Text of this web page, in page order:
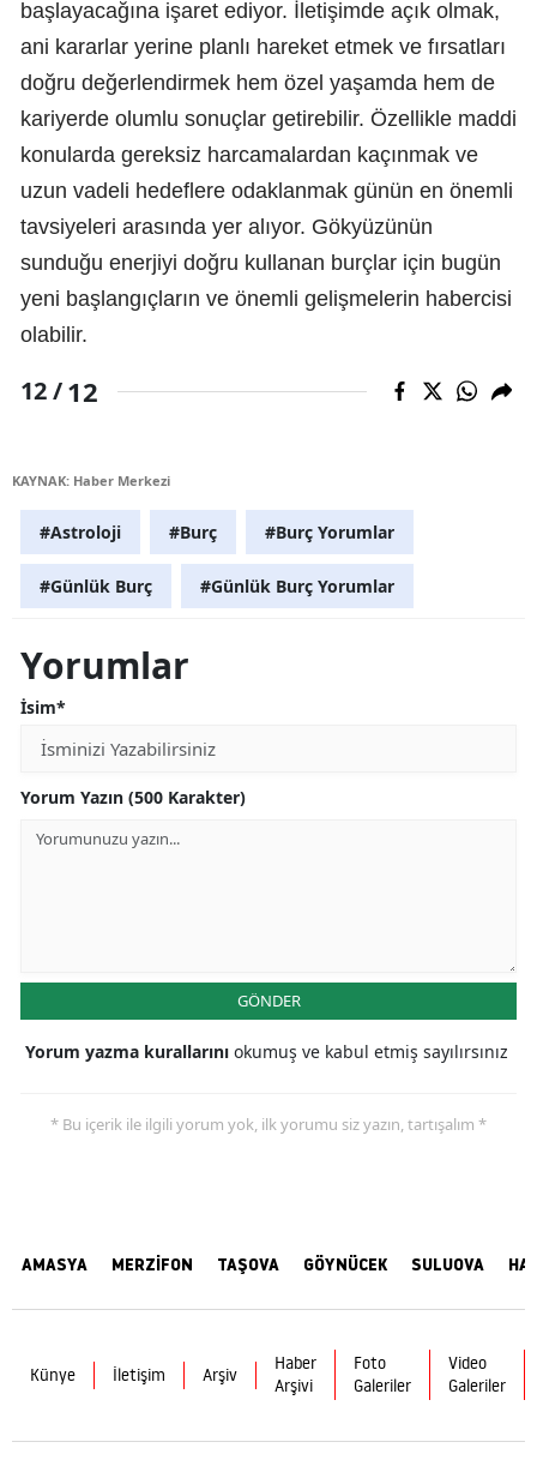
başlayacağına işaret ediyor. İletişimde açık olmak,
ani kararlar yerine planlı hareket etmek ve fırsatları
doğru değerlendirmek hem özel yaşamda hem de
kariyerde olumlu sonuçlar getirebilir. Özellikle maddi
konularda gereksiz harcamalardan kaçınmak ve
uzun vadeli hedeflere odaklanmak günün en önemli
tavsiyeleri arasında yer alıyor. Gökyüzünün
sunduğu enerjiyi doğru kullanan burçlar için bugün
yeni başlangıçların ve önemli gelişmelerin habercisi
olabilir.
12 /12
KAYNAK: Haber Merkezi
#Astroloji #Burç #Burç Yorumlar
#Günlük Burç #Günlük Burç Yorumlar
Yorumlar
İsim*
Yorum Yazın (500 Karakter)
GÖNDER
Yorum yazma kurallarını okumuş ve kabul etmiş sayılırsınız
* Bu içerik ile ilgili yorum yok, ilk yorumu siz yazın, tartışalım *
AMASYA MERZİFON TAŞOVA GÖYNÜCEK SULUOVA
Künye İletişim Arşiv
Haber
Arşivi
Foto
Galeriler
Video
Galeriler